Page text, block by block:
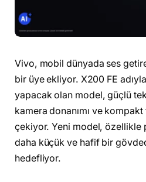
Vivo, mobil dünyada ses
bir üye ekliyor. X200 FE
yapacak olan model, güçlü
kamera donanımı ve kompakt
çekiyor. Yeni model, özellikle
daha küçük ve hafif bir
hedefliyor.